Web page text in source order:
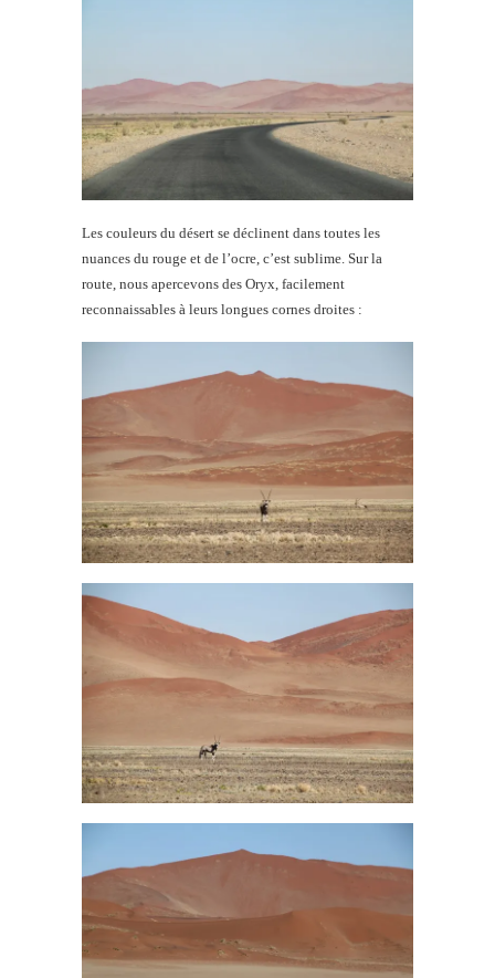
Les couleurs du désert se déclinent dans toutes les
nuances du rouge et de l’ocre, c’est sublime. Sur la
route, nous apercevons des Oryx, facilement
reconnaissables à leurs longues cornes droites :